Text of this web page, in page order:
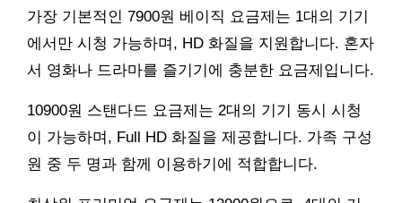
가장 기본적인 7900원 베이직 요금제는 1대의 기기
에서만 시청 가능하며, HD 화질을 지원합니다. 혼자
서 영화나 드라마를 즐기기에 충분한 요금제입니다.
10900원 스탠다드 요금제는 2대의 기기 동시 시청
이 가능하며, Full HD 화질을 제공합니다. 가족 구성
원 중 두 명과 함께 이용하기에 적합합니다.